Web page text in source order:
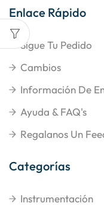
Enlace Rápido
Sigue Tu Pedido
Cambios
Información De
Ayuda & FAQ's
Regalanos Un
Categorías
Instrumentación